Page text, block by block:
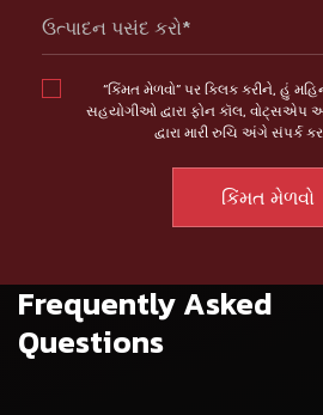
ઉત્પાદન પસંદ કરો*
“કિંમત મેળવો” પર ક્લિક કરીને, હું
સહયોગીઓ દ્વારા ફોન કૉલ, વોટ્સએપ
દ્વારા મારી રુચિ અંગે સંપર્ક
Frequently Asked
Questions